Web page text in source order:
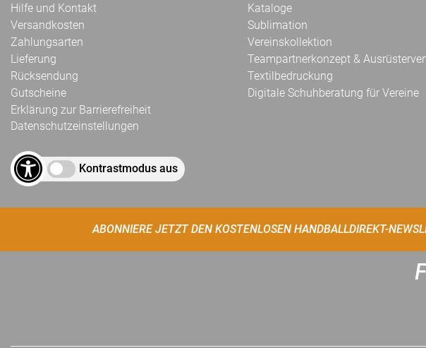
Hilfe und Kontakt
Versandkosten
Zahlungsarten
Lieferung
Rücksendung
Gutscheine
Erklärung zur Barrierefreiheit
Datenschutzeinstellungen
Kontrastmodus aus
Kataloge
Sublimation
Vereinskollektion
Teampartnerkonzept &
Textilbedruckung
Digitale Schuhberatung für Vereine
ABONNIERE JETZT DEN KOSTENLOSEN HANDBALLDIREKT-